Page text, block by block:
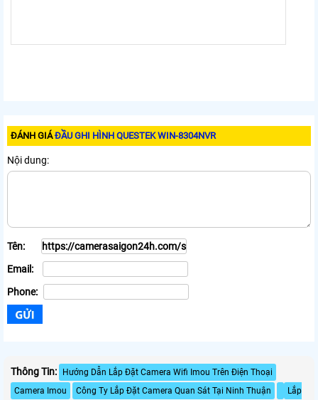
ĐÁNH GIÁĐẦU GHI HÌNH QUESTEK WIN-8304NVR
Nội dung:
Tên:
Email:
Phone:
Thông Tin:
Hướng Dẫn Lắp Đặt Camera Wifi Imou Trên Điện Thoại
Camera Imou
Công Ty Lắp Đặt Camera Quan Sát Tại Ninh Thuận Lắp